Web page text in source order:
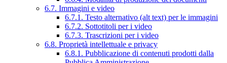
6.7. Immagini e video
6.7.1. Testo alternativo (alt text) per le immagini
6.7.2. Sottotitoli per i video
6.7.3. Trascrizioni per i video
6.8. Proprietà intellettuale e privacy
6.8.1. Pubblicazione di contenuti prodotti dalla